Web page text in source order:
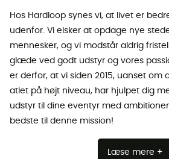
Hos Hardloop synes vi, at livet er
udenfor. Vi elsker at opdage nye
mennesker, og vi modstår aldrig
glæde ved godt udstyr og vores
er derfor, at vi siden 2015, uanset om
atlet på højt niveau, har hjulpet dig
udstyr til dine eventyr med
bedste til denne mission!
Læse mere +